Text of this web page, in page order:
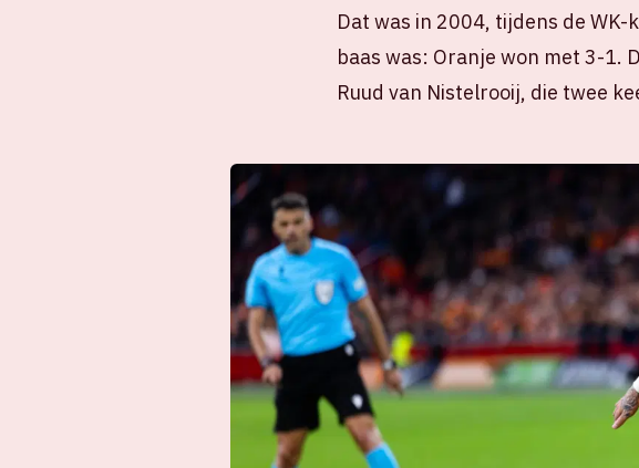
Dat was in 2004, tijdens de
baas was: Oranje won met 3-1.
Ruud van Nistelrooij, die twee